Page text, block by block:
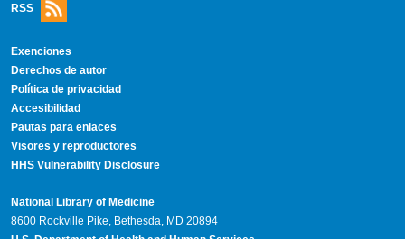
RSS
Exenciones
Derechos de autor
Política de privacidad
Accesibilidad
Pautas para enlaces
Visores y reproductores
HHS Vulnerability Disclosure
National Library of Medicine
8600 Rockville Pike, Bethesda, MD 20894